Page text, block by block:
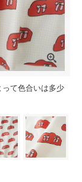
て色合いは多少